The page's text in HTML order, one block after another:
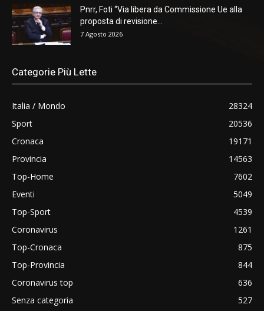
Pnrr, Foti “Via libera da Commissione Ue alla
proposta di revisione...
7 Agosto 2026
Categorie Più Lette
Italia / Mondo
28324
Sport
20536
Cronaca
19171
Provincia
14563
Top-Home
7602
Eventi
5049
Top-Sport
4539
Coronavirus
1261
Top-Cronaca
875
Top-Provincia
844
Coronavirus top
636
Senza categoria
527